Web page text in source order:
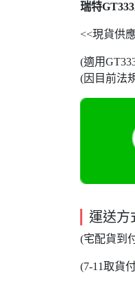
瑞特
<<現貨供
(適用
(因目前法
運送方
(宅配貨到
(7-11取貨